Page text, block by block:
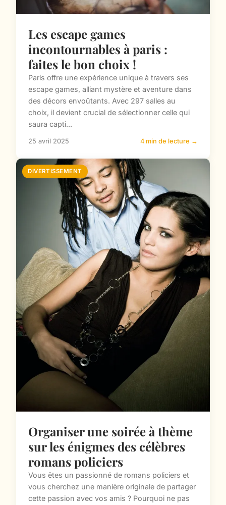
Les escape games
incontournables à paris :
faites le bon choix !
Paris offre une expérience unique à travers ses
escape games, alliant mystère et aventure dans
des décors envoûtants. Avec 297 salles au
choix, il devient crucial de sélectionner celle qui
saura capti...
25 avril 2025 4 min de lecture →
DIVERTISSEMENT
Organiser une soirée à thème
sur les énigmes des célèbres
romans policiers
Vous êtes un passionné de romans policiers et
vous cherchez une manière originale de partager
cette passion avec vos amis ? Pourquoi ne pas